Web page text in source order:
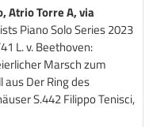
Atrio Torre A, via
Piano Solo Series 2023
L. v. Beethoven:
Marsch zum
aus Der Ring des
S.442 Filippo Tenisci,